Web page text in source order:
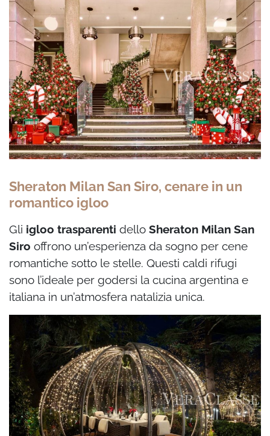
Sheraton Milan San Siro, cenare in un
romantico igloo
Gli igloo trasparenti dello Sheraton Milan San
Siro offrono un’esperienza da sogno per cene
romantiche sotto le stelle. Questi caldi rifugi
sono l’ideale per godersi la cucina argentina e
italiana in un’atmosfera natalizia unica.